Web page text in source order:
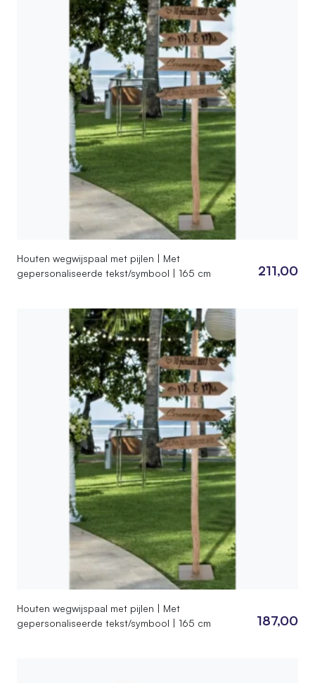
Houten wegwijspaal met pijlen | Met
gepersonaliseerde tekst/symbool | 165 cm
211,00
Houten wegwijspaal met pijlen | Met
gepersonaliseerde tekst/symbool | 165 cm
187,00